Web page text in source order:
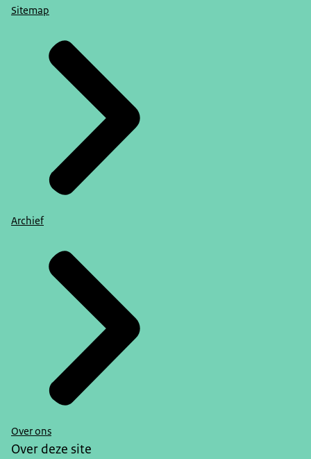
Sitemap
Archief
Over ons
Over deze site